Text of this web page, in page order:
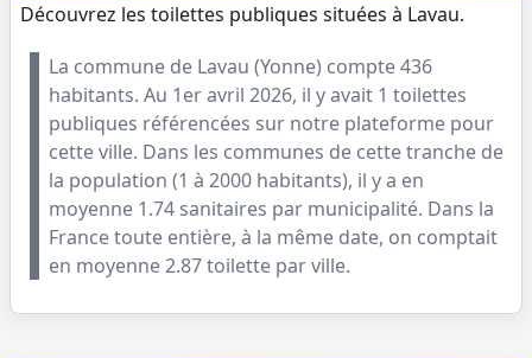
Découvrez les toilettes publiques situées à Lavau.
La commune de Lavau (Yonne) compte436
habitants. Au 1er avril 2026, il y avait 1 toilettes
publiques référencées sur notre plateforme pour
cette ville. Dans les communes de cette tranche de
la population (1 à 2000 habitants), il y a en
moyenne 1.74 sanitaires par municipalité. Dans la
France toute entière, à la même date, on comptait
en moyenne2.87toilette par ville.